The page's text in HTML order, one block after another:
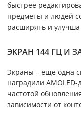
быстрее
предметы и людей
расширять и
ЭКРАН 144 ГЦ И
Экраны – ещё одна
наградили
частотой
зависимости от